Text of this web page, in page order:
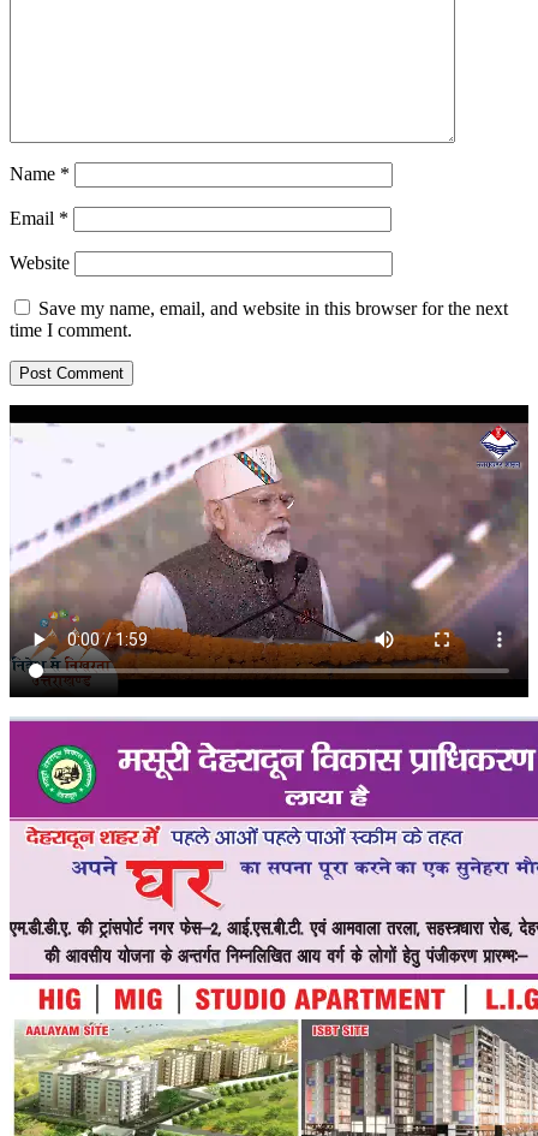
Name *
Email *
Website
Save my name, email, and website in this browser for the next
time I comment.